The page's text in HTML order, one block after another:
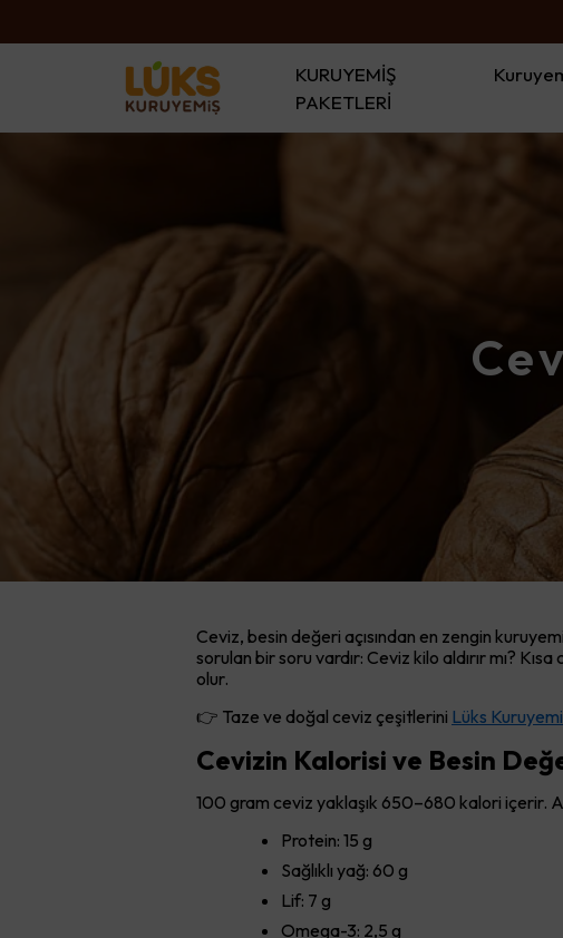
KURUYEMİŞ
PAKETLERİ
Ceviz, besin değeri açısından en zengin
sorulan bir soru vardır: Ceviz kilo aldırır mı?
olur.
👉 Taze ve doğal ceviz çeşitlerini Lüks
Cevizin Kalorisi ve Besin
100 gram ceviz yaklaşık 650–680 kalori içerir.
Protein: 15 g
Sağlıklı yağ: 60 g
Lif: 7 g
Omega-3: 2,5 g